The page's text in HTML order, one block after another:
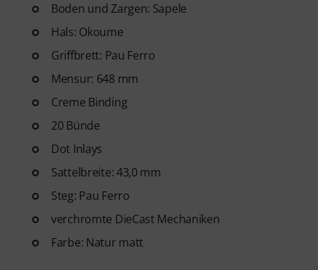
weitere Features.
Boden und Zargen: Sapele
Hals: Okoume
Griffbrett: Pau Ferro
Mensur: 648 mm
Creme Binding
20 Bünde
Dot Inlays
Sattelbreite: 43,0 mm
Steg: Pau Ferro
verchromte DieCast Mechaniken
Farbe: Natur matt